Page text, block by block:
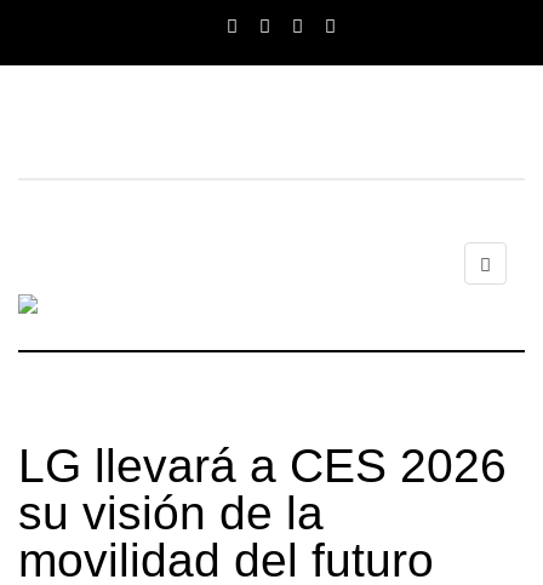
LG llevará a CES 2026
su visión de la
movilidad del futuro